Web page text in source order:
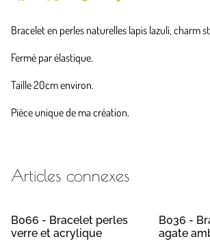
Bracelet en perles naturelles lapis lazuli, charm
Fermé par élastique.
Taille 20cm environ.
Pièce unique de ma création.
Articles connexes
B066 - Bracelet perles
verre et acrylique
B036 -
agate